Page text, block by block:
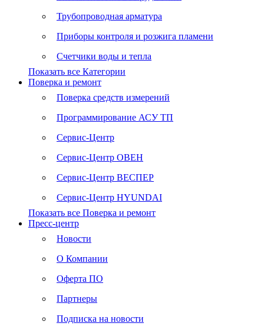
Трубопроводная арматура
Приборы контроля и розжига пламени
Счетчики воды и тепла
Показать все Категории
Поверка и ремонт
Поверка средств измерений
Программирование АСУ ТП
Сервис-Центр
Сервис-Центр ОВЕН
Сервис-Центр ВЕСПЕР
Сервис-Центр HYUNDAI
Показать все Поверка и ремонт
Пресс-центр
Новости
О Компании
Оферта ПО
Партнеры
Подписка на новости